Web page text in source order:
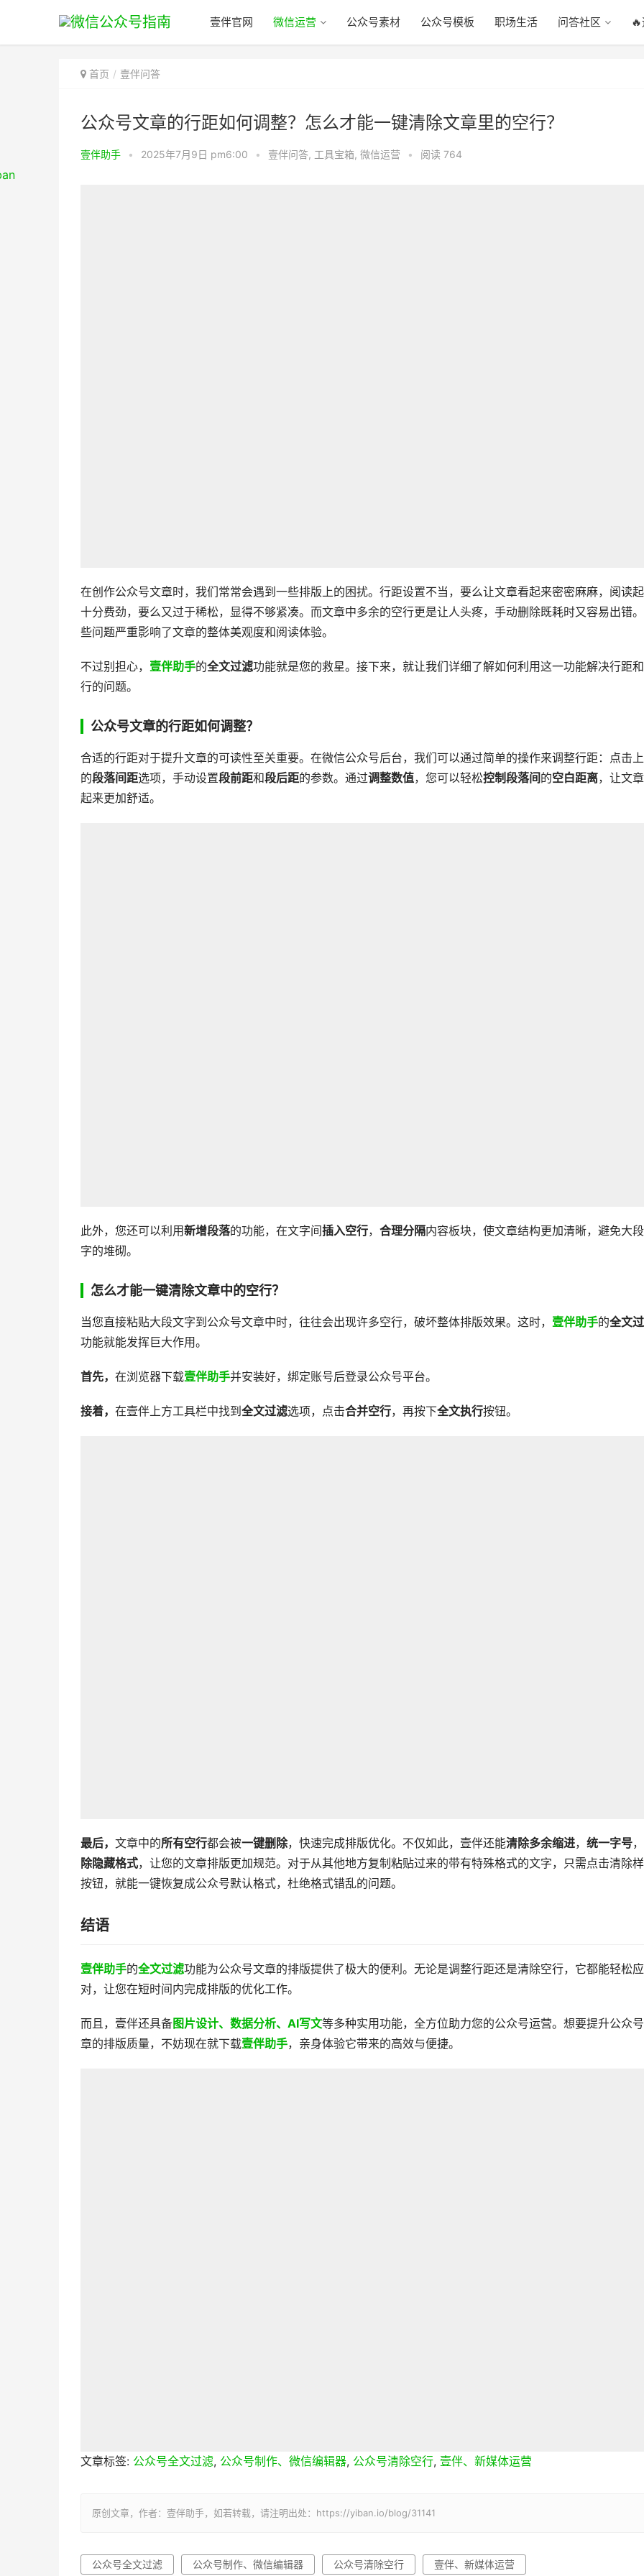
壹伴官网 微信运营 公众号素材 公众号模板 职场生活 问答社区
首页 壹伴问答
公众号文章的行距如何调整？怎么才能一键清除文章里的空行？
壹伴助手 • 2025年7月9日 pm6:00 • 壹伴问答, 工具宝箱, 微信运营 • 阅读 764
在创作公众号文章时，我们常常会遇到一些排版上的困扰。行距设置不当，要么让文章看起来密密麻麻，阅读
十分费劲，要么又过于稀松，显得不够紧凑。而文章中多余的空行更是让人头疼，手动删除既耗时又容易出错
些问题严重影响了文章的整体美观度和阅读体验。
不过别担心， 壹伴助手的全文过滤功能就是您的救星。接下来，就让我们详细了解如何利用这一功能解决行距
行的问题。
公众号文章的行距如何调整？
合适的行距对于提升文章的可读性至关重要。在微信公众号后台，我们可以通过简单的操作来调整行距：点击
的段落间距选项，手动设置段前距和段后距的参数。通过调整数值，您可以轻松控制段落间 的空白距离，让文
起来更加舒适。
此外，您还可以利用新增段落的功能，在文字间插入空行， 合理分隔内容板块，使文章结构更加清晰，避免大
字的堆砌。
怎么才能一键清除文章中的空行？
当您直接粘贴大段文字到公众号文章中时，往往会出现许多空行，破坏整体排版效果。这时， 壹伴助手的全文
功能就能发挥巨大作用。
首先， 在浏览器下载壹伴助手并安装好，绑定账号后登录公众号平台。
接着， 在壹伴上方工具栏中找到 全文过滤选项，点击合并空行，再按下全文执行按钮。
最后， 文章中的所有空行都会被一键删除，快速完成排版优化。不仅如此，壹伴还能清除多余缩进， 统一字号，
除隐藏格式，让您的文章排版更加规范。对于从其他地方复制粘贴过来的带有特殊格式的文字，只需点击清除
按钮，就能一键恢复成公众号默认格式，杜绝格式错乱的问题。
结语
壹伴助手的全文过滤功能为公众号文章的排版提供了极大的便利。无论是调整行距还是清除空行，它都能轻松应
对，让您在短时间内完成排版的优化工作。
而且，壹伴还具备图片设计、数据分析、AI写文等多种实用功能，全方位助力您的公众号运营。想要提升公众
章的排版质量，不妨现在就下载壹伴助手，亲身体验它带来的高效与便捷。
文章标签: 公众号全文过滤, 公众号制作、微信编辑器, 公众号清除空行, 壹伴、新媒体运营
原创文章，作者：壹伴助手，如若转载，请注明出处：https://yiban.io/blog/31141
公众号全文过滤 公众号制作、微信编辑器 公众号清除空行 壹伴、新媒体运营